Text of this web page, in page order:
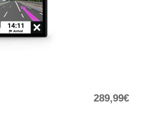
289,99€